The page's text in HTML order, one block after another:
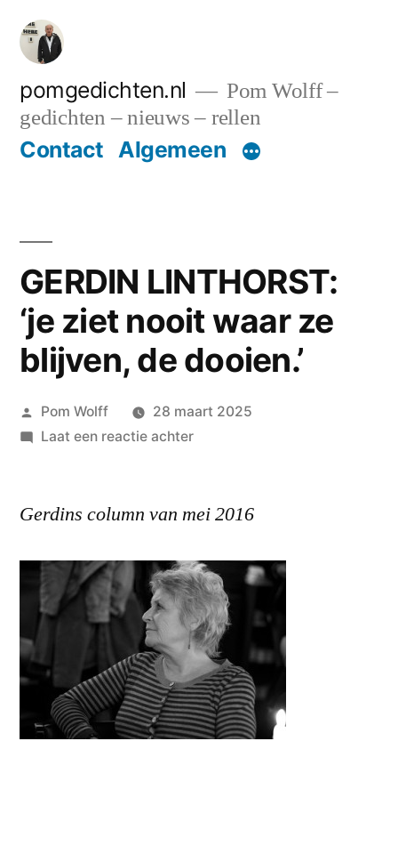
naar
inhoud
pomgedichten.nl
Pom Wolff –
gedichten – nieuws – rellen
Contact Algemeen
GERDIN LINTHORST:
‘je ziet nooit waar ze
blijven, de dooien.’
Geplaatst
door
Pom Wolff
28 maart 2025
Laat een reactie achterop
‘je
nooit
waar
ze
blijven,
de
dooien.’
Gerdins column van mei 2016